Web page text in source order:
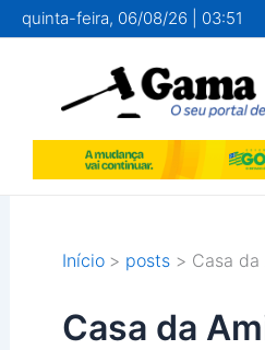
para
conteúdo
quinta-feira, 06/08/26 | 03:51
Início posts Casa
Casa da